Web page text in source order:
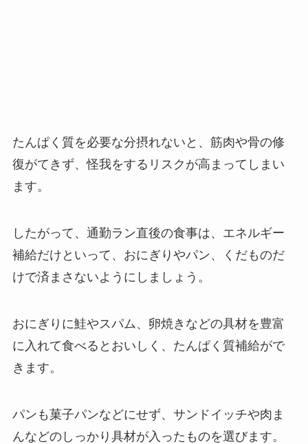
たんぱく質を必要な分摂れないと、筋肉や骨の修
復がてきず、怪我をするリスクが高まってしまい
ます。
したがって、通勤ラン直後の食事は、エネルギー
補給だけといって、おにぎりやパン、くだものだ
けで済まさないようにしましょう。
おにぎりに鮭やスパム、卵焼きなどの具材を豊富
に入れて食べるとおいしく、たんぱく質補給がで
きます。
パンも菓子パンなどにせず、サンドイッチや肉ま
んなどのしっかり具材が入ったものを選びます。